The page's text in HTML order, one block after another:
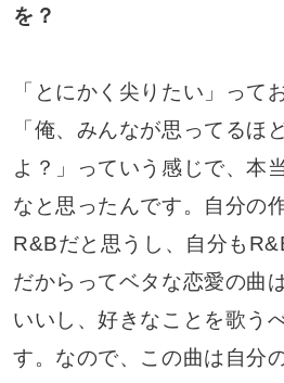
を？
「とにかく尖りたい」って
「俺、みんなが思ってるほ
よ？」っていう感じで、本
なと思ったんです。自分の
R&Bだと思うし、自分も
だからってベタな恋愛の曲
いいし、好きなことを歌う
す。なので、この曲は自分